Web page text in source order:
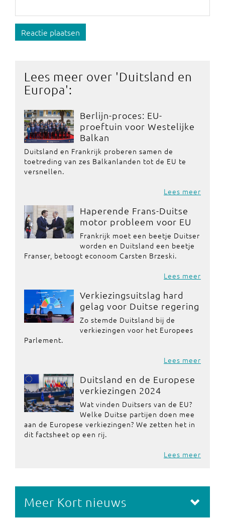
Reactie plaatsen
Lees meer over 'Duitsland en
Europa':
Berlijn-proces: EU-
proeftuin voor Westelijke
Balkan
Duitsland en Frankrijk proberen samen de
toetreding van zes Balkanlanden tot de EU te
versnellen.
Lees meer
Haperende Frans-Duitse
motor probleem voor EU
Frankrijk moet een beetje Duitser
worden en Duitsland een beetje
Franser, betoogt econoom Carsten Brzeski.
Lees meer
Verkiezingsuitslag hard
gelag voor Duitse regering
Zo stemde Duitsland bij de
verkiezingen voor het Europees
Parlement.
Lees meer
Duitsland en de Europese
verkiezingen 2024
Wat vinden Duitsers van de EU?
Welke Duitse partijen doen mee
aan de Europese verkiezingen? We zetten het in
dit factsheet op een rij.
Lees meer
Meer Kort nieuws